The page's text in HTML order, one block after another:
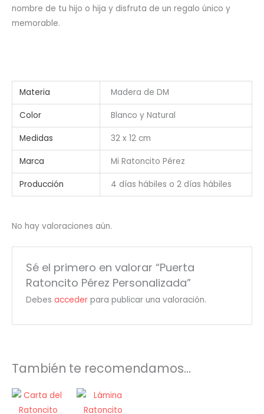
nombre de tu hijo o hija y disfruta de un regalo único y
memorable.
Materia Madera de DM
Color Blanco y Natural
Medidas 32 x 12 cm
Marca Mi Ratoncito Pérez
Producción 4 días hábiles o 2 días hábiles
No hay valoraciones aún.
Sé el primero en valorar “Puerta
Ratoncito Pérez Personalizada”
Debes accederpara publicar una valoración.
También te recomendamos…